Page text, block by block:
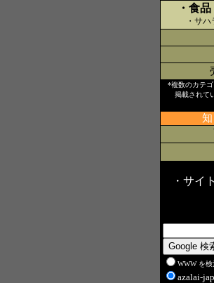
・食品
・サ
*複数のカテゴ
掲載されてい
知
・サイ
WWW を検
azalai-